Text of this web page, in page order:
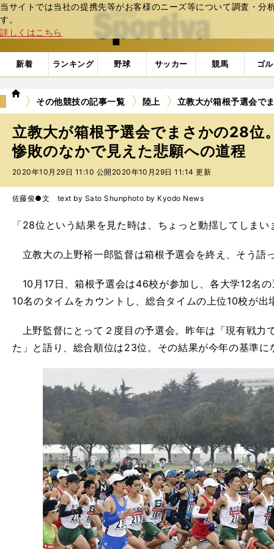
当サイトでは当社の提携先等がお客様のニーズ等について調査・
す。
詳しくはこちら
web Sportiva (webスポルティーバ)
新着 ランキング 野球 サッカー 競馬 ゴ
we
ス
ポ
ル
テ
ィ
ー
バ
その他競技の記事一覧 陸上 立教大が箱根予選会で
立教大が箱根予選会でまさかの28位
惨敗のなかで見えた悲願への道程
2020年10月29日 11:10 公開 2020年10月29日 11:14 更新
佐藤俊●文 text by Sato Shunphoto by Kyodo News
「28位という結果を見た時は、ちょっと動揺してしまい
立教大の上野裕一郎監督は箱根予選会を終え、そう語
10月17日、箱根予選会は46校が参加し、各大学12名
10名のタイムをカウントし、総合タイムの上位10校が出
上野監督にとって２度目の予選会。昨年は「現有戦力
た」と語り、総合順位は23位。その結果が今年の基準に